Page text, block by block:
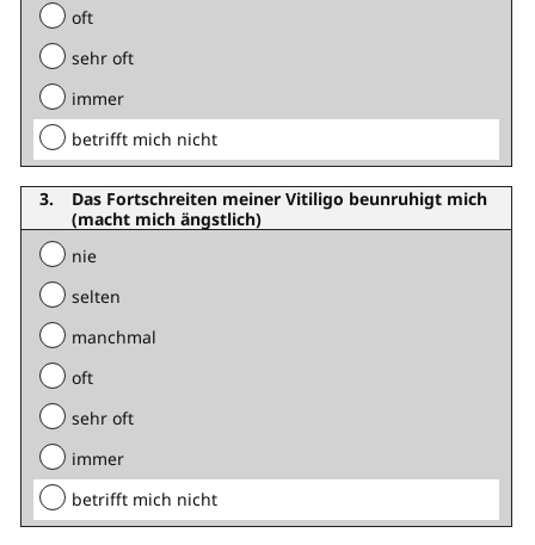
oft
sehr oft
immer
betrifft mich nicht
Das Fortschreiten meiner Vitiligo beunruhigt mich
(macht mich ängstlich)
nie
selten
manchmal
oft
sehr oft
immer
betrifft mich nicht